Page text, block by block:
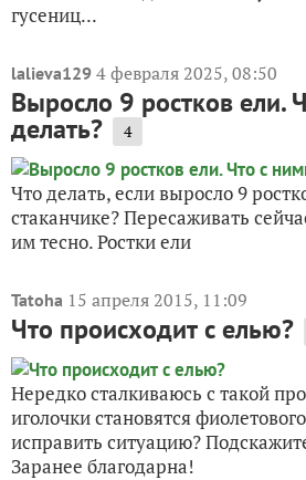
гусениц...
lalieva129 4 февраля 2025, 08:50
Выросло 9 ростков ели.
делать? 4
Что делать, если выросло 9
стаканчике? Пересаживать
им тесно. Ростки ели
Tatoha 15 апреля 2015, 11:09
Что происходит с елью?
Нередко сталкиваюсь с такой
иголочки становятся
исправить ситуацию?
Заранее благодарна!